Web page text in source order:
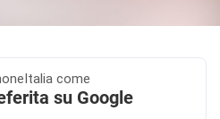
come
su Google